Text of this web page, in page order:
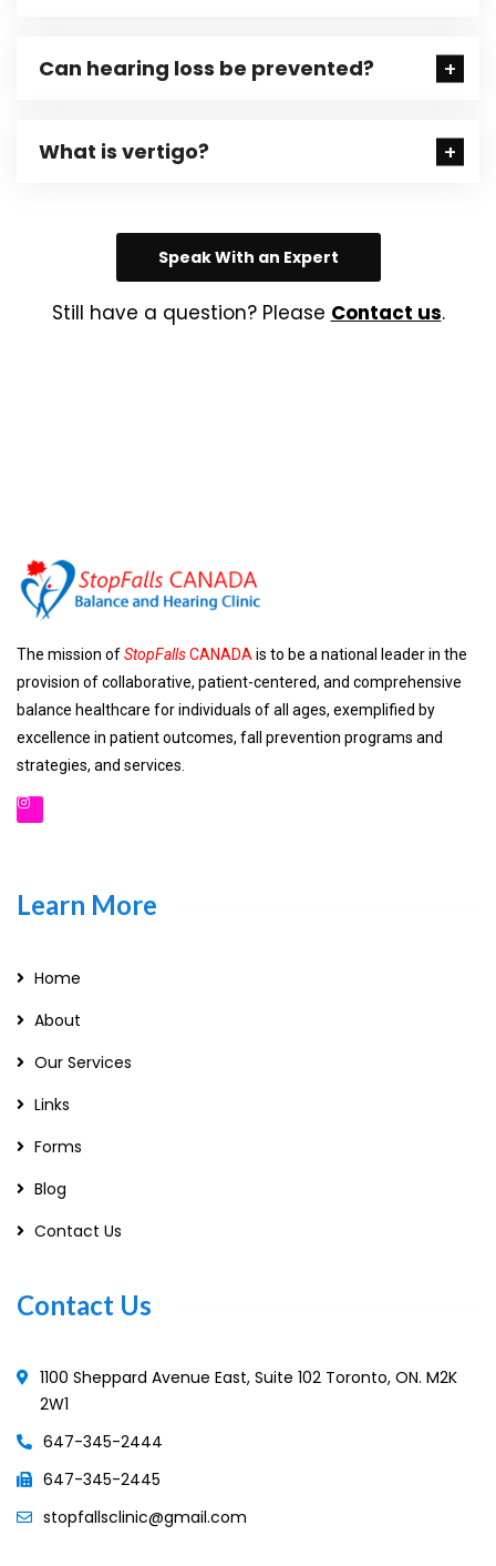
Can hearing loss be prevented?
What is vertigo?
Speak With an Expert
Still have a question? Please Contact us.
The mission ofStopFallsCANADA is to be a national leader in the
provision of collaborative, patient-centered, and comprehensive
balance healthcare for individuals of all ages, exemplified by
excellence in patient outcomes, fall prevention programs and
strategies, and services.
Learn More
Home
About
Our Services
Links
Forms
Blog
Contact Us
Contact Us
1100 Sheppard Avenue East, Suite 102 Toronto, ON. M2K
2W1
647-345-2444
647-345-2445
stopfallsclinic@gmail.com